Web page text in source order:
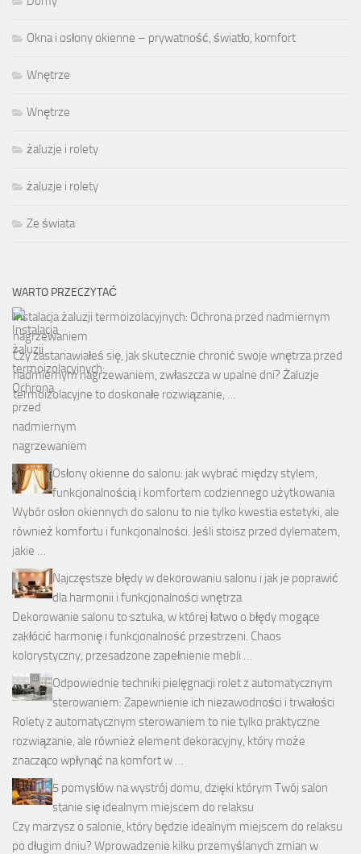
Okna i osłony okienne – prywatność, światło, komfort
Wnętrze
Wnętrze
żaluzje i rolety
żaluzje i rolety
Ze świata
WARTO PRZECZYTAĆ
Instalacja żaluzji termoizolacyjnych: Ochrona przed nadmiernym
nagrzewaniem
Czy zastanawiałeś się, jak skutecznie chronić swoje wnętrza przed
nadmiernym nagrzewaniem, zwłaszcza w upalne dni? Żaluzje
termoizolacyjne to doskonałe rozwiązanie, …
Osłony okienne do salonu: jak wybrać między stylem,
funkcjonalnością i komfortem codziennego użytkowania
Wybór osłon okiennych do salonu to nie tylko kwestia estetyki, ale
również komfortu i funkcjonalności. Jeśli stoisz przed dylematem,
jakie …
Najczęstsze błędy w dekorowaniu salonu i jak je poprawić
dla harmonii i funkcjonalności wnętrza
Dekorowanie salonu to sztuka, w której łatwo o błędy mogące
zakłócić harmonię i funkcjonalność przestrzeni. Chaos
kolorystyczny, przesadzone zapełnienie mebli …
Odpowiednie techniki pielęgnacji rolet z automatycznym
sterowaniem: Zapewnienie ich niezawodności i trwałości
Rolety z automatycznym sterowaniem to nie tylko praktyczne
rozwiązanie, ale również element dekoracyjny, który może
znacząco wpłynąć na komfort w …
5 pomysłów na wystrój domu, dzięki którym Twój salon
stanie się idealnym miejscem do relaksu
Czy marzysz o salonie, który będzie idealnym miejscem do relaksu
po długim dniu? Wprowadzenie kilku przemyślanych zmian w